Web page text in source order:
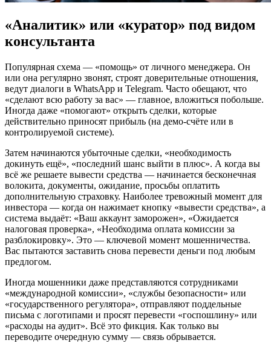
«Аналитик» или «куратор» под видом
консультанта
Популярная схема — «помощь» от личного менеджера. Он
или она регулярно звонят, строят доверительные отношения,
ведут диалоги в WhatsApp и Telegram. Часто обещают, что
«сделают всю работу за вас» — главное, вложиться побольше.
Иногда даже «помогают» открыть сделки, которые
действительно приносят прибыль (на демо-счёте или в
контролируемой системе).
Затем начинаются убыточные сделки, «необходимость
докинуть ещё», «последний шанс выйти в плюс». А когда вы
всё же решаете вывести средства — начинается бесконечная
волокита, документы, ожидание, просьбы оплатить
дополнительную страховку. Наиболее тревожный момент для
инвестора — когда он нажимает кнопку «вывести средства», а
система выдаёт: «Ваш аккаунт заморожен», «Ожидается
налоговая проверка», «Необходима оплата комиссии за
разблокировку». Это — ключевой момент мошенничества.
Вас пытаются заставить снова перевести деньги под любым
предлогом.
Иногда мошенники даже представляются сотрудниками
«международной комиссии», «службы безопасности» или
«государственного регулятора», отправляют поддельные
письма с логотипами и просят перевести «госпошлину» или
«расходы на аудит». Всё это фикция. Как только вы
переводите очередную сумму — связь обрывается.